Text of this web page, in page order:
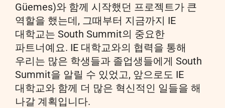
Güemes)와 함께 시작했던 프로젝트가 큰
역할을 했는데, 그때부터 지금까지 IE
대학교는 South Summit의 중요한
파트너예요. IE 대학교와의 협력을 통해
우리는 많은 학생들과 졸업생들에게 South
Summit을 알릴 수 있었고, 앞으로도 IE
대학교와 함께 더 많은 혁신적인 일들을 해
나갈 계획입니다.